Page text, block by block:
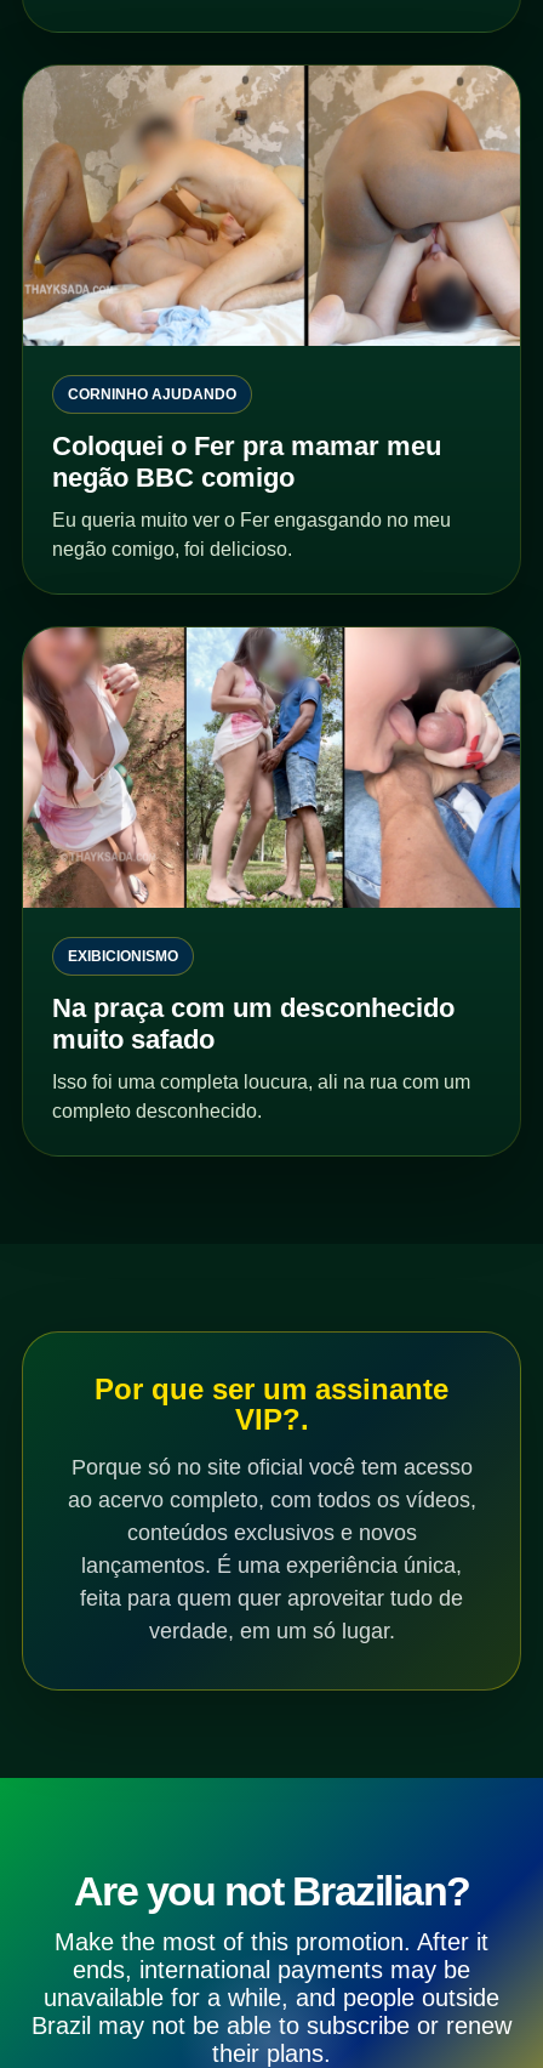
CORNINHO AJUDANDO
Coloquei o Fer pra mamar meu
negão BBC comigo
Eu queria muito ver o Fer engasgando no meu
negão comigo, foi delicioso.
EXIBICIONISMO
Na praça com um desconhecido
muito safado
Isso foi uma completa loucura, ali na rua com um
completo desconhecido.
Por que ser um assinante
VIP?.
Porque só no site oficial você tem acesso
ao acervo completo, com todos os vídeos,
conteúdos exclusivos e novos
lançamentos. É uma experiência única,
feita para quem quer aproveitar tudo de
verdade, em um só lugar.
Are you not Brazilian?
Make the most of this promotion. After it
ends, international payments may be
unavailable for a while, and people outside
Brazil may not be able to subscribe or renew
their plans.